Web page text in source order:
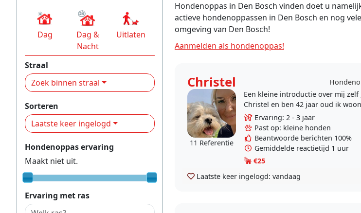
Hondenoppas in Den Bosch vinden doet u
actieve hondenoppassen in Den Bosch en nog
omgeving van Den Bosch!
Aanmelden als hondenoppas!
Christel
11 Referentie
Een kleine introductie over mij zelf
Christel en ben 42 jaar oud ik
eengezinswoning samen met mij
van 11 een..
Ervaring: 2 - 3 jaar
Past op: kleine honden
Beantwoorde berichten 100%
Gemiddelde reactietijd 1 uur
€25
Laatste keer ingelogd: vandaag
Dag
Dag &
Nacht
Uitlaten
Straal
Zoek binnen straal
Sorteren
Laatste keer ingelogd
Hondenoppas ervaring
Maakt niet uit.
Ervaring met ras